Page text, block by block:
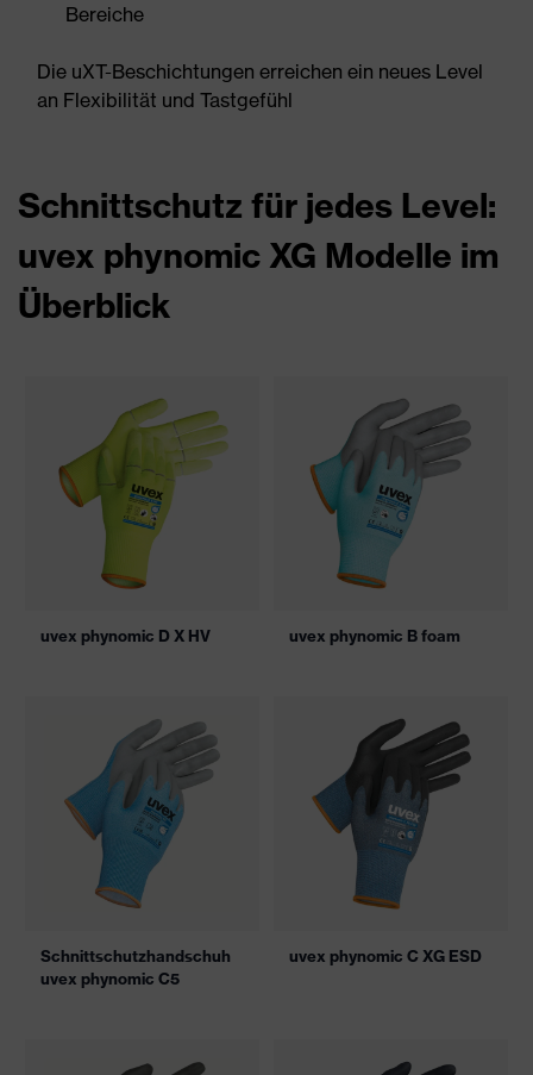
Bereiche
Die uXT-Beschichtungen erreichen ein neues Level
an Flexibilität und Tastgefühl
Schnittschutz für jedes Level:
uvex phynomic XG Modelle im
Überblick
uvex phynomic D X HV uvex phynomic B foam
Schnittschutzhandschuh
uvex phynomic C5
uvex phynomic C XG ESD